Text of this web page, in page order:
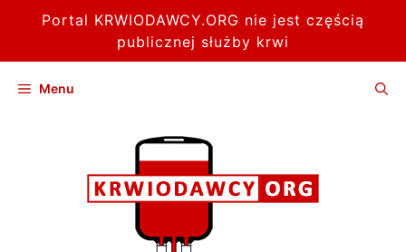
Portal KRWIODAWCY.ORG nie jest częścią
publicznej służby krwi
Menu